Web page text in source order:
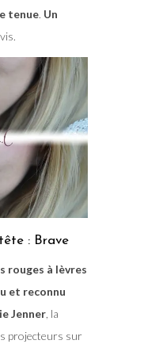
tenue. Un
: Brave
rouges à lèvres
et reconnu
Jenner, la
projecteurs sur